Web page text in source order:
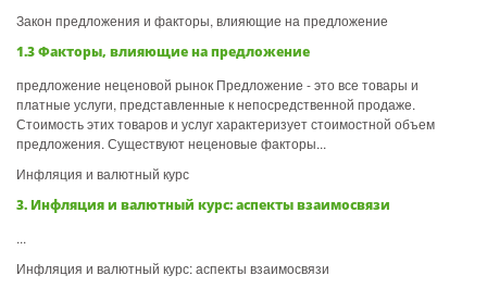
Закон предложения и факторы, влияющие на предложение
1.3 Факторы, влияющие на предложение
предложение неценовой рынок Предложение - это все товары и
платные услуги, представленные к непосредственной продаже.
Стоимость этих товаров и услуг характеризует стоимостной объем
предложения. Существуют неценовые факторы...
Инфляция и валютный курс
3. Инфляция и валютный курс: аспекты взаимосвязи
...
Инфляция и валютный курс: аспекты взаимосвязи